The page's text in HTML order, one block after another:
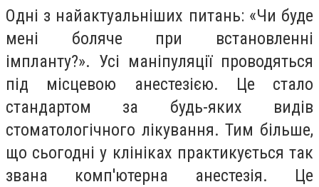
Одні з найактуальніших питань: «Чи буде
мені боляче при встановленні
імпланту?». Усі маніпуляції проводяться
під місцевою анестезією. Це стало
стандартом за будь-яких видів
стоматологічного лікування. Тим більше,
що сьогодні у клініках практикується так
звана комп'ютерна анестезія. Це